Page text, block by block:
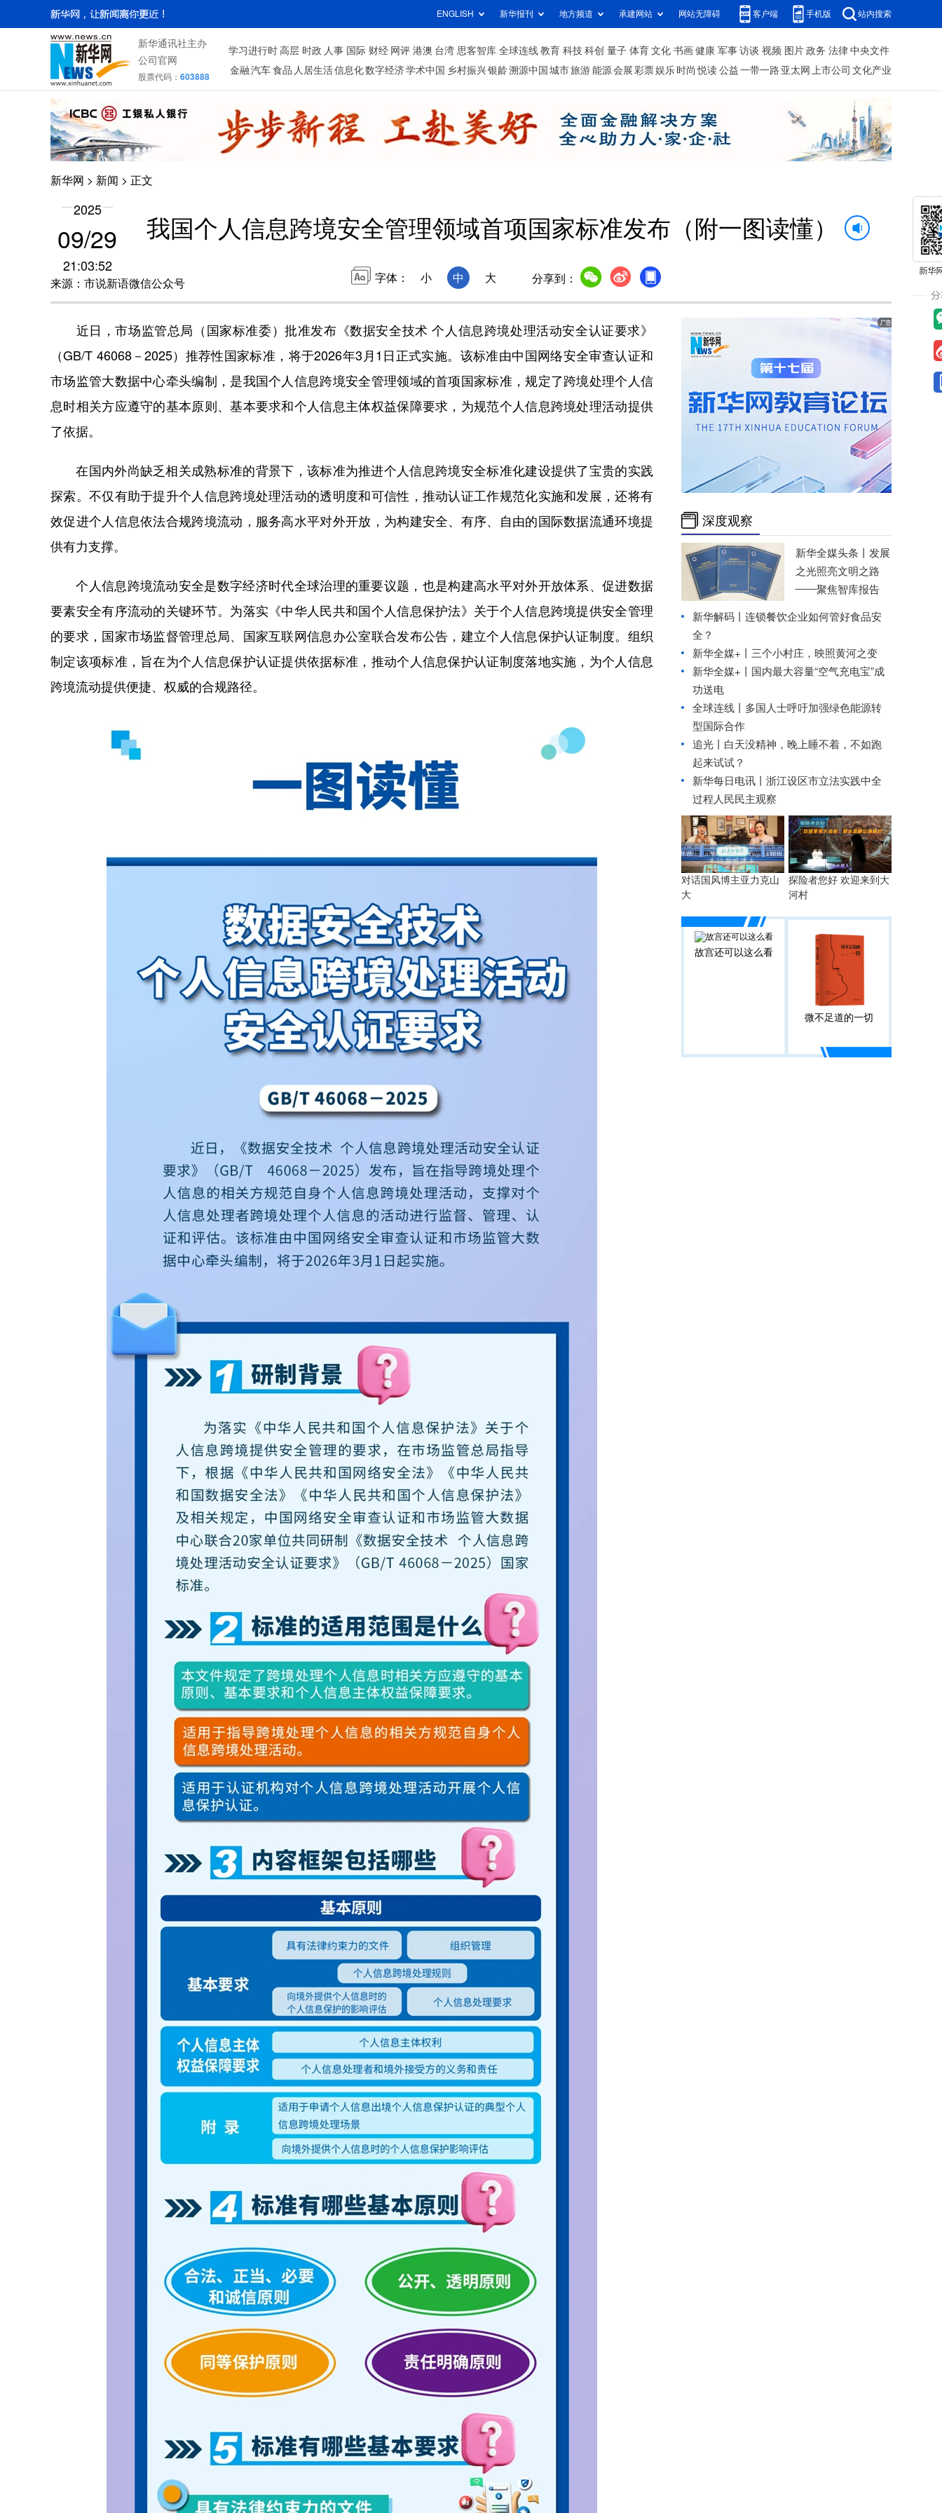
ENGLISH 新华报刊 地方频道 承建网站 网站无障碍 客户端 手机版 站内搜索
新华通讯社主办
公司官网
股票代码： 603888
学习进行时 高层 时政 人事 国际 财经 网评 港澳 台湾 思客智库 全球连线 教育 科技 科创 量子 体育 文化 书画 健康 军事 访谈 视频 图片 政务 法律 中央文件
金融 汽车 食品 人居生活信息化数字经济学术中国 乡村振兴银龄溯源中国 城市旅游 能源 会展 彩票娱乐 时尚 悦读 公益 一带一路 亚太网 上市公司 文化产业
新华网 > 新闻 > 正文
2025
09/29
21:03:52
来源：市说新语微信公众号
我国个人信息跨境安全管理领域首项国家标准发布（附一图读懂）
字体： 小 中 大 分享到：
近日，市场监管总局（国家标准委）批准发布《数据安全技术 个人信息跨境处理活动安全认证要求》
（GB/T 46068－2025）推荐性国家标准，将于2026年3月1日正式实施。该标准由中国网络安全审查认证和
市场监管大数据中心牵头编制，是我国个人信息跨境安全管理领域的首项国家标准，规定了跨境处理个人信
息时相关方应遵守的基本原则、基本要求和个人信息主体权益保障要求，为规范个人信息跨境处理活动提供
了依据。
在国内外尚缺乏相关成熟标准的背景下，该标准为推进个人信息跨境安全标准化建设提供了宝贵的实践
探索。不仅有助于提升个人信息跨境处理活动的透明度和可信性，推动认证工作规范化实施和发展，还将有
效促进个人信息依法合规跨境流动，服务高水平对外开放，为构建安全、有序、自由的国际数据流通环境提
供有力支撑。
个人信息跨境流动安全是数字经济时代全球治理的重要议题，也是构建高水平对外开放体系、促进数据
要素安全有序流动的关键环节。为落实《中华人民共和国个人信息保护法》关于个人信息跨境提供安全管理
的要求，国家市场监督管理总局、国家互联网信息办公室联合发布公告，建立个人信息保护认证制度。组织
制定该项标准，旨在为个人信息保护认证提供依据标准，推动个人信息保护认证制度落地实施，为个人信息
跨境流动提供便捷、权威的合规路径。
深度观察
新华全媒头条丨 发展
之光照亮文明之路
——聚焦智库报告
新华解码丨连锁餐饮企业如何管好食品安
全？
新华全媒+丨 三个小村庄，映照黄河之变
新华全媒+丨 国内最大容量“空气充电宝”成
功送电
全球连线丨 多国人士呼吁加强绿色能源转
型国际合作
追光丨 白天没精神，晚上睡不着，不如跑
起来试试？
新华每日电讯丨 浙江设区市立法实践中全
过程人民民主观察
对话国风博主亚力克山
大
探险者您好 欢迎来到大
河村
故宫还可以这么看
微不足道的一切